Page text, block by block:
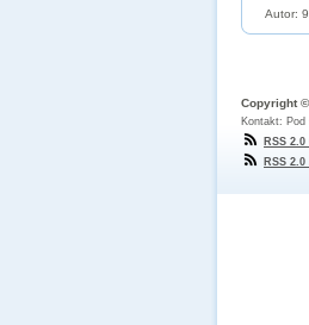
Autor:
Copyright
Kontakt: Pod
RSS
RSS